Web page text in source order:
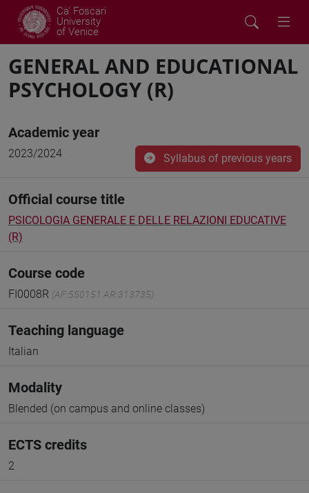
Ca' Foscari
University
of Venice
GENERAL AND EDUCATIONAL
PSYCHOLOGY (R)
Academic year
2023/2024 Syllabus of previous years
Official course title
PSICOLOGIA GENERALE E DELLE RELAZIONI EDUCATIVE
(R)
Course code
FI0008R (AF:550151 AR:313735)
Teaching language
Italian
Modality
Blended (on campus and online classes)
ECTS credits
2